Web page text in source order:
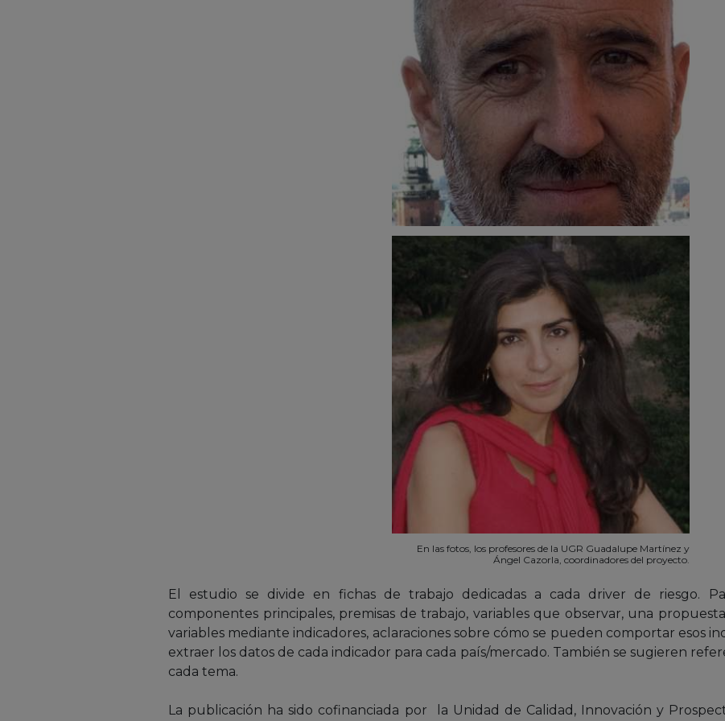
En las fotos, los profesores de la UGR Guadalupe Martínez y
Ángel Cazorla, coordinadores del proyecto.
El estudio se divide en fichas de trabajo dedicadas a cada driver de riesgo.
componentes principales, premisas de trabajo, variables que observar, una
variables mediante indicadores, aclaraciones sobre cómo se pueden comportar esos
extraer los datos de cada indicador para cada país/mercado. También se sugieren
cada tema.
La publicación ha sido cofinanciada por la Unidad de Calidad, Innovación y